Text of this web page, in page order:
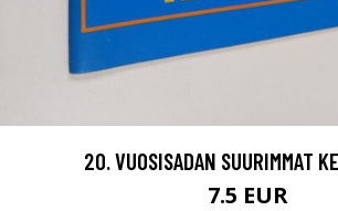
20. VUOSISADAN SUURIMMAT
7.5 EUR